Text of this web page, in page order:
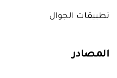
تطبيقات الجوال
المصادر